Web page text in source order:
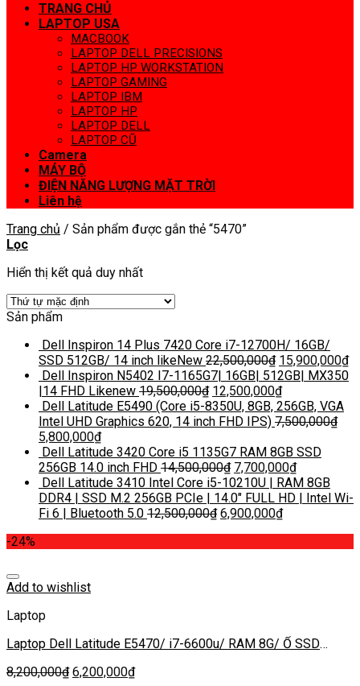
TRANG CHỦ
LAPTOP USA
MACBOOK
LAPTOP DELL PRECISIONS
LAPTOP HP WORKSTATION
LAPTOP GAMING
LAPTOP IBM
LAPTOP HP
LAPTOP DELL
LAPTOP CŨ
Camera
MÁY BỘ
ĐIỆN NĂNG LƯỢNG MẶT TRỜI
Liên hệ
Trang chủ / Sản phẩm được gắn thẻ “5470”
Lọc
Hiển thị kết quả duy nhất
Sản phẩm
Dell Inspiron 14 Plus 7420 Core i7-12700H/ 16GB/
SSD 512GB/ 14 inch likeNew 22,500,000₫ 15,900,000₫
Dell Inspiron N5402 I7-1165G7| 16GB| 512GB| MX350
|14 FHD Likenew 19,500,000₫ 12,500,000₫
Dell Latitude E5490 (Core i5-8350U, 8GB, 256GB, VGA
Intel UHD Graphics 620, 14 inch FHD IPS) 7,500,000₫
5,800,000₫
Dell Latitude 3420 Core i5 1135G7 RAM 8GB SSD
256GB 14.0 inch FHD 14,500,000₫ 7,700,000₫
Dell Latitude 3410 Intel Core i5-10210U | RAM 8GB
DDR4 | SSD M.2 256GB PCIe | 14.0″ FULL HD | Intel Wi-
Fi 6 | Bluetooth 5.0 12,500,000₫ 6,900,000₫
-24%
Add to wishlist
Laptop
Laptop Dell Latitude E5470/ i7-6600u/ RAM 8G/ Ổ SSD
8,200,000₫ 6,200,000₫